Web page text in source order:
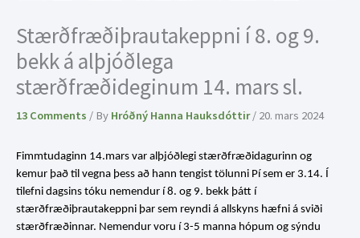
Stærðfræðiþrautakeppni í 8. og 9.
bekk á alþjóðlega
stærðfræðideginum 14. mars sl.
13 Comments / By Hróðný Hanna Hauksdóttir/ 20. mars 2024
Fimmtudaginn 14.mars var alþjóðlegi stærðfræðidagurinn og
kemur það til vegna þess að hann tengist tölunni Pí sem er 3.14. Í
tilefni dagsins tóku nemendur í 8. og 9. bekk þátt í
stærðfræðiþrautakeppni þar sem reyndi á allskyns hæfni á sviði
stærðfræðinnar. Nemendur voru í 3-5 manna hópum og sýndu